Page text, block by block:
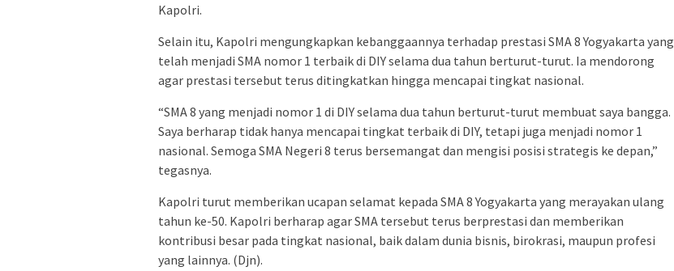
Kapolri.
Selain itu, Kapolri mengungkapkan kebanggaannya terhadap prestasi SMA 8 Yogyakarta yang
telah menjadi SMA nomor 1 terbaik di DIY selama dua tahun berturut-turut. Ia mendorong
agar prestasi tersebut terus ditingkatkan hingga mencapai tingkat nasional.
“SMA 8 yang menjadi nomor 1 di DIY selama dua tahun berturut-turut membuat saya bangga.
Saya berharap tidak hanya mencapai tingkat terbaik di DIY, tetapi juga menjadi nomor 1
nasional. Semoga SMA Negeri 8 terus bersemangat dan mengisi posisi strategis ke depan,”
tegasnya.
Kapolri turut memberikan ucapan selamat kepada SMA 8 Yogyakarta yang merayakan ulang
tahun ke-50. Kapolri berharap agar SMA tersebut terus berprestasi dan memberikan
kontribusi besar pada tingkat nasional, baik dalam dunia bisnis, birokrasi, maupun profesi
yang lainnya. (Djn).